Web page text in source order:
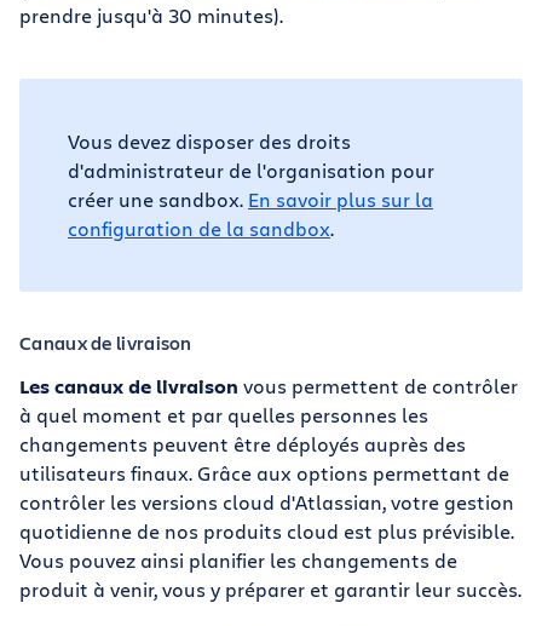
prendre jusqu'à 30 minutes).
Vous devez disposer des droits
d'administrateur de l'organisation pour
créer une sandbox. En savoir plus sur la
configuration de la sandbox.
Canaux de livraison
Les canaux de livraison vous permettent de contrôler
à quel moment et par quelles personnes les
changements peuvent être déployés auprès des
utilisateurs finaux. Grâce aux options permettant de
contrôler les versions cloud d'Atlassian, votre gestion
quotidienne de nos produits cloud est plus prévisible.
Vous pouvez ainsi planifier les changements de
produit à venir, vous y préparer et garantir leur succès.